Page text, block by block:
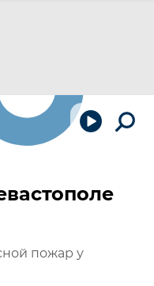
пожар у